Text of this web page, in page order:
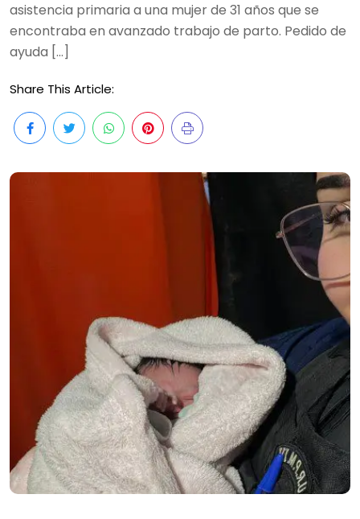
asistencia primaria a una mujer de 31 años que se
encontraba en avanzado trabajo de parto. Pedido de
ayuda […]
Share This Article: